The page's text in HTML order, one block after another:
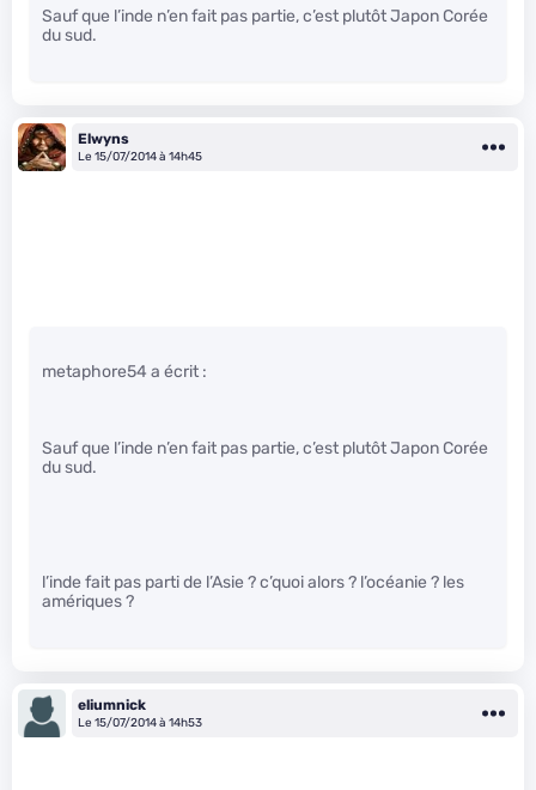
Sauf que l’inde n’en fait pas partie, c’est plutôt Japon Corée
du sud.
Elwyns
Le 15/07/2014 à 14h45
metaphore54 a écrit :
Sauf que l’inde n’en fait pas partie, c’est plutôt Japon Corée
du sud.
l’inde fait pas parti de l’Asie ? c’quoi alors ? l’océanie ? les
amériques ?
eliumnick
Le 15/07/2014 à 14h53